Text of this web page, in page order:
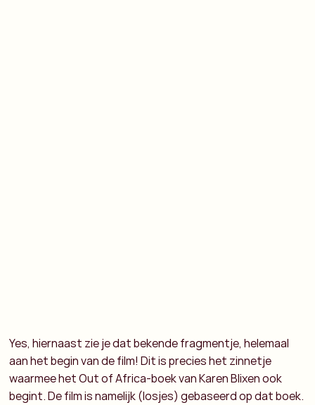
Yes, hiernaast zie je dat bekende fragmentje, helemaal
aan het begin van de film! Dit is precies het zinnetje
waarmee het Out of Africa-boek van Karen Blixen ook
begint. De film is namelijk (losjes) gebaseerd op dat boek.